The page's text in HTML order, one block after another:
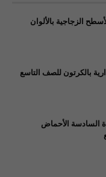
الزجاجية بالألوان
بالكرتون للصف التاسع
السادسة الأحماض